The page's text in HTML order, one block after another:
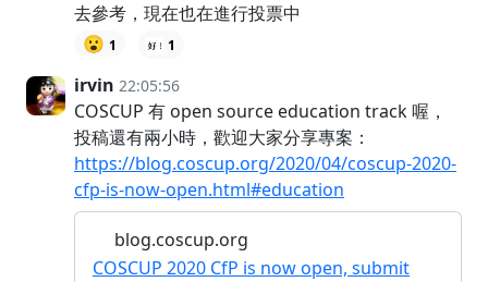
去參考，現在也在進行投票中
😮 1 1
irvin 22:05:56
COSCUP 有 open source education track 喔，
投稿還有兩小時，歡迎大家分享專案：
https://blog.coscup.org/2020/04/coscup-2020-
cfp-is-now-open.html#education
blog.coscup.org
COSCUP 2020 CfP is now open, submit